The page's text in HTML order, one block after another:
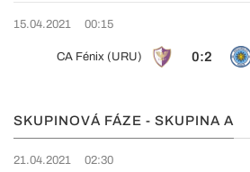
15.04.2021 00:15
CA Fénix (URU) 0:2
SKUPINOVÁ FÁZE - SKUPINA A
21.04.2021 02:30